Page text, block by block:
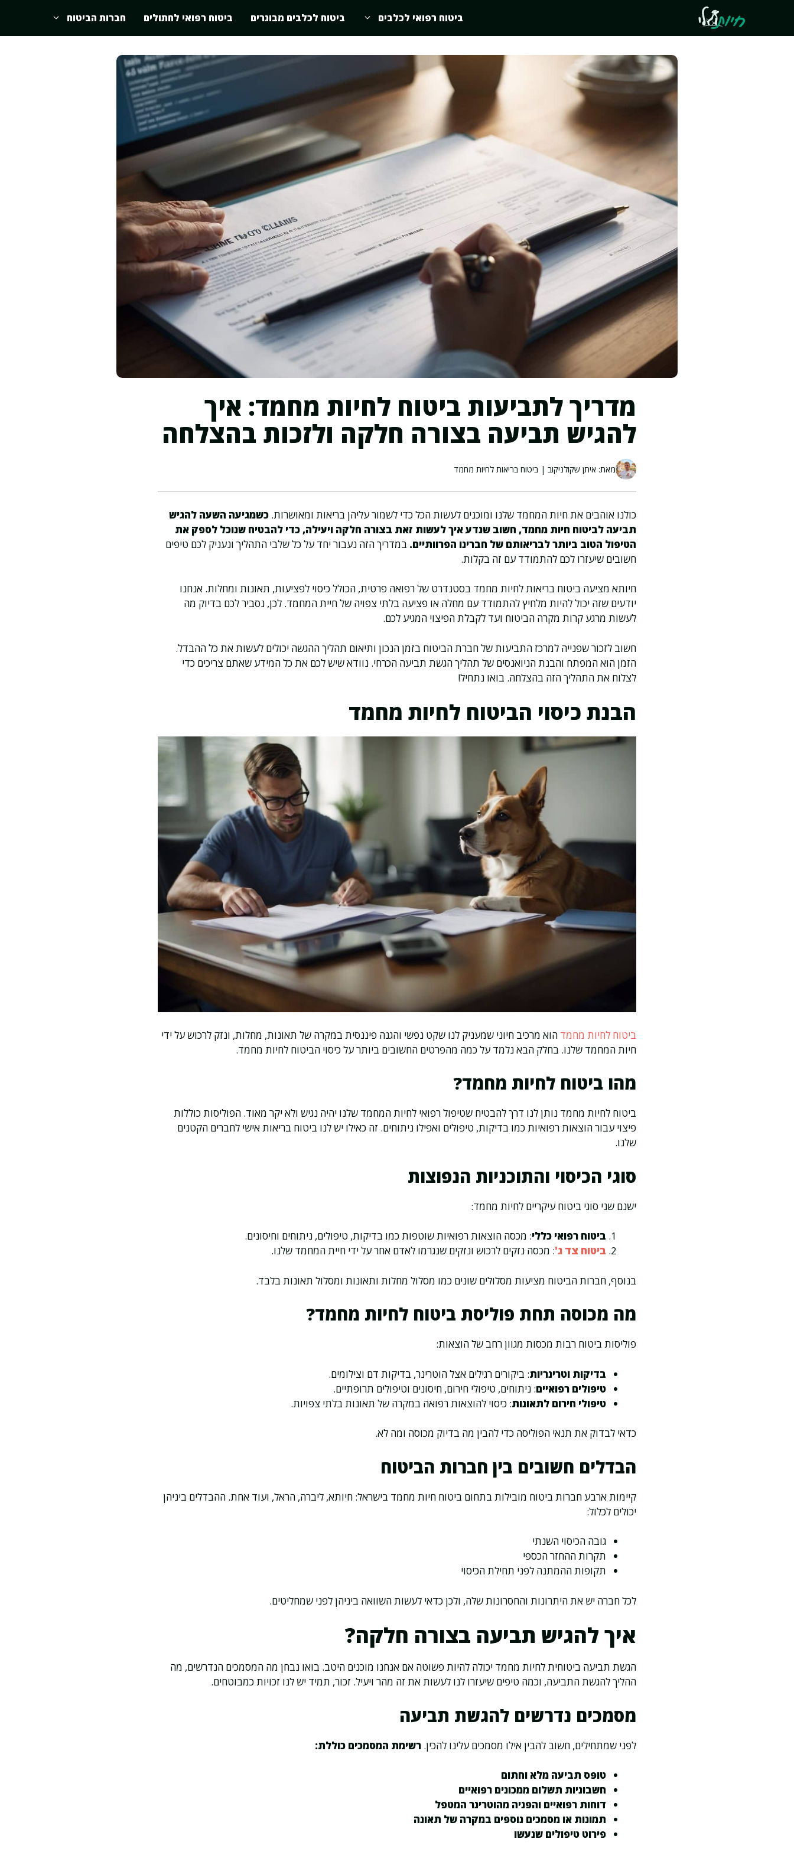
ביטוח רפואי לכלבים ביטוח לכלבים מבוגרים ביטוח רפואי לחתולים חברות הביטוח
מדריך לתביעות ביטוח לחיות מחמד: איך
להגיש תביעה בצורה חלקה ולזכות בהצלחה
מאת: איתן שקולניקוב | ביטוח בריאות לחיות מחמד
כולנו אוהבים את חיות המחמד שלנו ומוכנים לעשות הכל כדי לשמור עליהן בריאות ומאושרות. כשמגיעה השעה להגיש
תביעה לביטוח חיות מחמד, חשוב שנדע איך לעשות זאת בצורה חלקה ויעילה, כדי להבטיח שנוכל לספק את
הטיפול הטוב ביותר לבריאותם של חברינו הפרוותיים. במדריך הזה נעבור יחד על כל שלבי התהליך ונעניק לכם טיפים
חשובים שיעזרו לכם להתמודד עם זה בקלות.
חיותא מציעה ביטוח בריאות לחיות מחמד בסטנדרט של רפואה פרטית, הכולל כיסוי לפציעות, תאונות ומחלות. אנחנו
יודעים שזה יכול להיות מלחיץ להתמודד עם מחלה או פציעה בלתי צפויה של חיית המחמד. לכן, נסביר לכם בדיוק מה
לעשות מרגע קרות מקרה הביטוח ועד לקבלת הפיצוי המגיע לכם.
חשוב לזכור שפנייה למרכז התביעות של חברת הביטוח בזמן הנכון ותיאום תהליך ההגשה יכולים לעשות את כל ההבדל.
הזמן הוא המפתח והבנת הניואנסים של תהליך הגשת תביעה הכרחי. נוודא שיש לכם את כל המידע שאתם צריכים כדי
לצלוח את התהליך הזה בהצלחה. בואו נתחיל!
הבנת כיסוי הביטוח לחיות מחמד
ביטוח לחיות מחמד הוא מרכיב חיוני שמעניק לנו שקט נפשי והגנה פיננסית במקרה של תאונות, מחלות, ונזק לרכוש על ידי
חיות המחמד שלנו. בחלק הבא נלמד על כמה מהפרטים החשובים ביותר על כיסוי הביטוח לחיות מחמד.
מהו ביטוח לחיות מחמד?
ביטוח לחיות מחמד נותן לנו דרך להבטיח שטיפול רפואי לחיות המחמד שלנו יהיה נגיש ולא יקר מאוד. הפוליסות כוללות
פיצוי עבור הוצאות רפואיות כמו בדיקות, טיפולים ואפילו ניתוחים. זה כאילו יש לנו ביטוח בריאות אישי לחברים הקטנים
שלנו.
סוגי הכיסוי והתוכניות הנפוצות
ישנם שני סוגי ביטוח עיקריים לחיות מחמד:
ביטוח רפואי כללי: מכסה הוצאות רפואיות שוטפות כמו בדיקות, טיפולים, ניתוחים וחיסונים.
ביטוח צד ג': מכסה נזקים לרכוש ונזקים שנגרמו לאדם אחר על ידי חיית המחמד שלנו.
בנוסף, חברות הביטוח מציעות מסלולים שונים כמו מסלול מחלות ותאונות ומסלול תאונות בלבד.
מה מכוסה תחת פוליסת ביטוח לחיות מחמד?
פוליסות ביטוח רבות מכסות מגוון רחב של הוצאות:
בדיקות וטרינריות: ביקורים רגילים אצל הוטרינר, בדיקות דם וצילומים.
טיפולים רפואיים: ניתוחים, טיפולי חירום, חיסונים וטיפולים תרופתיים.
טיפולי חירום לתאונות: כיסוי להוצאות רפואה במקרה של תאונות בלתי צפויות.
כדאי לבדוק את תנאי הפוליסה כדי להבין מה בדיוק מכוסה ומה לא.
הבדלים חשובים בין חברות הביטוח
קיימות ארבע חברות ביטוח מובילות בתחום ביטוח חיות מחמד בישראל: חיותא, ליברה, הראל, ועוד אחת. ההבדלים ביניהן
יכולים לכלול:
גובה הכיסוי השנתי
תקרות ההחזר הכספי
תקופות ההמתנה לפני תחילת הכיסוי
לכל חברה יש את היתרונות והחסרונות שלה, ולכן כדאי לעשות השוואה ביניהן לפני שמחליטים.
איך להגיש תביעה בצורה חלקה?
הגשת תביעה ביטוחית לחיות מחמד יכולה להיות פשוטה אם אנחנו מוכנים היטב. בואו נבחן מה המסמכים הנדרשים, מה
ההליך להגשת התביעה, וכמה טיפים שיעזרו לנו לעשות את זה מהר ויעיל. זכור, תמיד יש לנו זכויות כמבוטחים.
מסמכים נדרשים להגשת תביעה
לפני שמתחילים, חשוב להבין אילו מסמכים עלינו להכין. רשימת המסמכים כוללת:
טופס תביעה מלא וחתום
חשבוניות תשלום ממכונים רפואיים
דוחות רפואיים והפניה מהוטרינר המטפל
תמונות או מסמכים נוספים במקרה של תאונה
פירוט טיפולים שנעשו